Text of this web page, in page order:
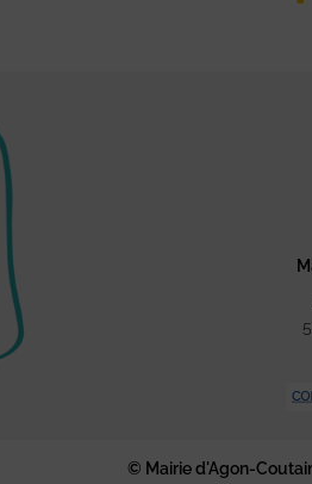
© Mairie d'Agon-